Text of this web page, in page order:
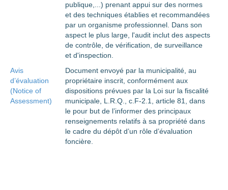
publique,...) prenant appui sur des normes
et des techniques établies et recommandées
par un organisme professionnel. Dans son
aspect le plus large, l'audit inclut des aspects
de contrôle, de vérification, de surveillance
et d'inspection.
Avis
d’évaluation
(Notice of
Assessment)
Document envoyé par la municipalité, au
propriétaire inscrit, conformément aux
dispositions prévues par la Loi sur la fiscalité
municipale, L.R.Q., c.F-2.1, article 81, dans
le pour but de l’informer des principaux
renseignements relatifs à sa propriété dans
le cadre du dépôt d’un rôle d’évaluation
foncière.